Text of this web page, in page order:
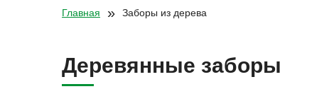
Главная » Заборы из дерева
Деревянные заборы